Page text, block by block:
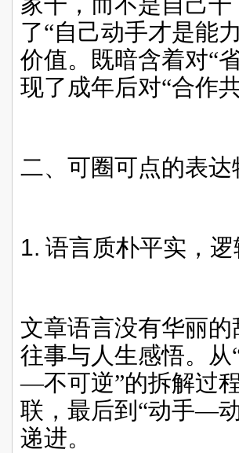
了“自己动手才是能
价值。既暗含着对“
现了成年后对“合作
二、可圈可点的表达
1. 语言质朴平实，
文章语言没有华丽
往事与人生感悟。从
—不可逆”的拆解过
联，最后到“动手—
递进。